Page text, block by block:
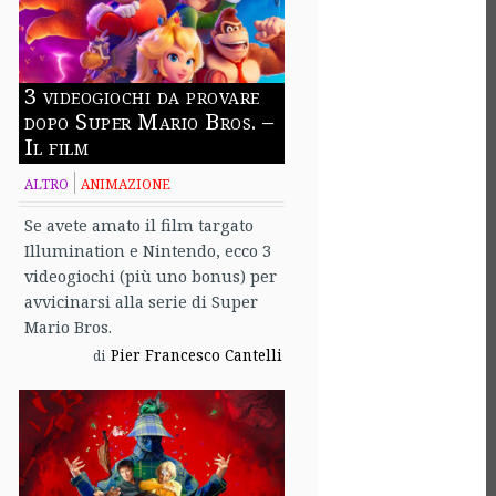
3 videogiochi da provare
dopo Super Mario Bros. –
Il film
ALTRO ANIMAZIONE
Se avete amato il film targato
Illumination e Nintendo, ecco 3
videogiochi (più uno bonus) per
avvicinarsi alla serie di Super
Mario Bros.
di Pier Francesco Cantelli